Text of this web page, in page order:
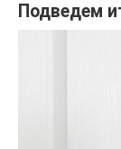
Подведем